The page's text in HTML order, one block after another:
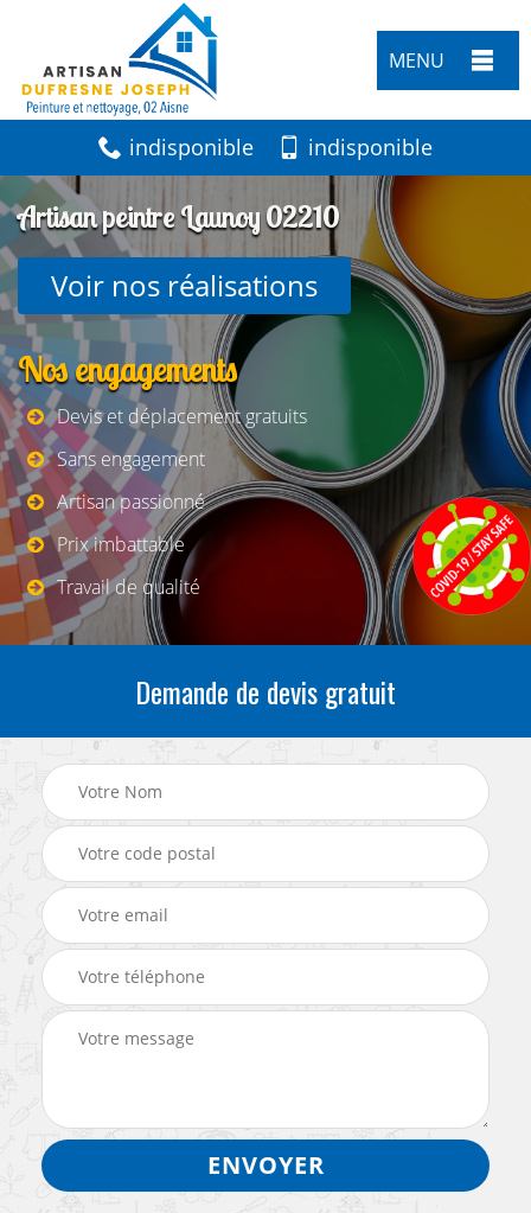
MENU
indisponible indisponible
Artisan peintre Launoy 02210
Voir nos réalisations
Nos engagements
Devis et déplacement gratuits
Sans engagement
Artisan passionné
Prix imbattable
Travail de qualité
Demande de devis gratuit